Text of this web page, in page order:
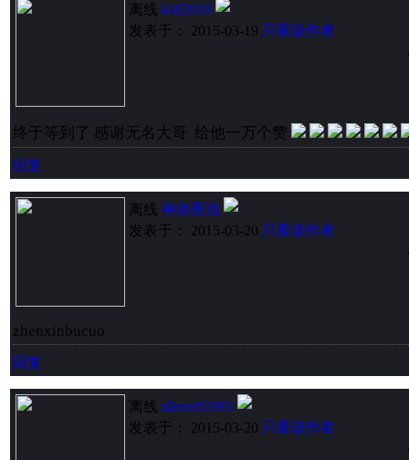
离线 kslf2010
发表于： 2015-03-19 只看该作者
终于等到了 感谢无名大哥 给他一万个赞
回复
离线 神游墨池
发表于： 2015-03-20 只看该作者
zhenxinbucuo
回复
离线 slloveff1983
发表于： 2015-03-20 只看该作者